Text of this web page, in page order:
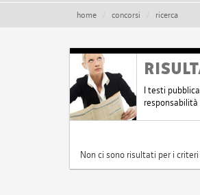
home concorsi ricerca
I testi
Non ci sono risultati per i